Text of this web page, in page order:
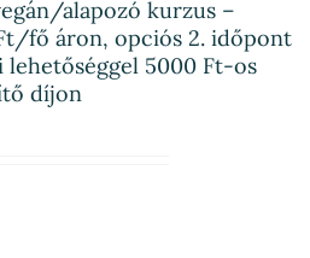
alapozó kurzus –
fő áron, opciós 2. időpont
lehetőséggel 5000 Ft-os
díjon